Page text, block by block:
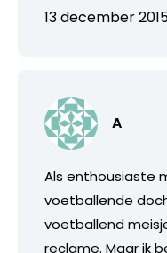
13 december
A
Als enthousiaste
voetballende
voetballend
reclame. Maar ik